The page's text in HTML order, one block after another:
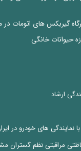
گیربکس های اتومات در
حیوانات خانگی
ارشاد
نمایندگی های خودرو در
مراقبتی نظم گستران